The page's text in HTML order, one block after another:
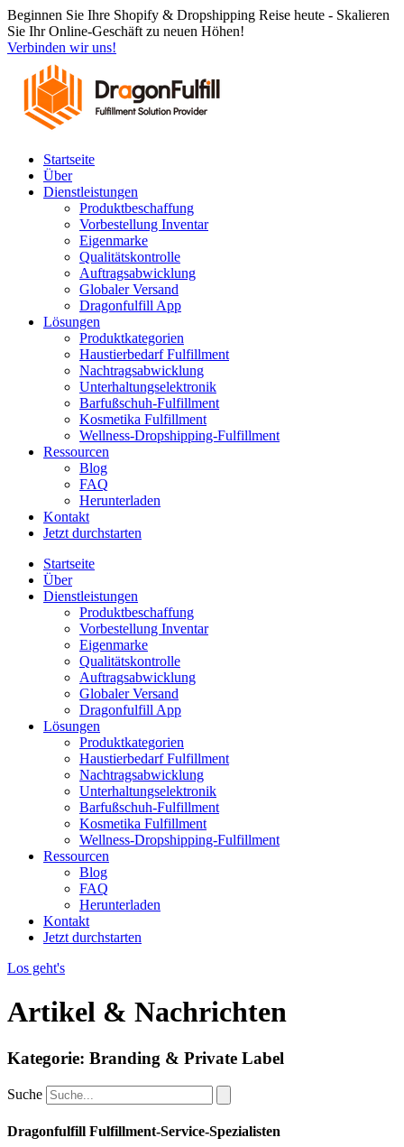
Zum
Inhalt
springen
Beginnen Sie Ihre Shopify & Dropshipping Reise heute - Skalieren
Sie Ihr Online-Geschäft zu neuen Höhen!
Verbinden wir uns!
Startseite
Über
Dienstleistungen
Produktbeschaffung
Vorbestellung Inventar
Eigenmarke
Qualitätskontrolle
Auftragsabwicklung
Globaler Versand
Dragonfulfill App
Lösungen
Produktkategorien
Haustierbedarf Fulfillment
Nachtragsabwicklung
Unterhaltungselektronik
Barfußschuh-Fulfillment
Kosmetika Fulfillment
Wellness-Dropshipping-Fulfillment
Ressourcen
Blog
FAQ
Herunterladen
Kontakt
Jetzt durchstarten
Startseite
Über
Dienstleistungen
Produktbeschaffung
Vorbestellung Inventar
Eigenmarke
Qualitätskontrolle
Auftragsabwicklung
Globaler Versand
Dragonfulfill App
Lösungen
Produktkategorien
Haustierbedarf Fulfillment
Nachtragsabwicklung
Unterhaltungselektronik
Barfußschuh-Fulfillment
Kosmetika Fulfillment
Wellness-Dropshipping-Fulfillment
Ressourcen
Blog
FAQ
Herunterladen
Kontakt
Jetzt durchstarten
Los geht's
Artikel & Nachrichten
Kategorie: Branding & Private Label
Suche
Dragonfulfill Fulfillment-Service-Spezialisten